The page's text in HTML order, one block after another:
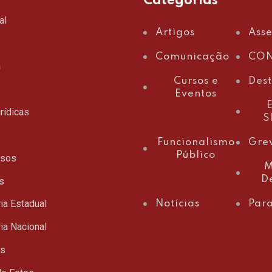
Estadual
Nacional
Artigos
Comunicação
Cursos e
Eventos
Funcionalismo
Público
Notícias